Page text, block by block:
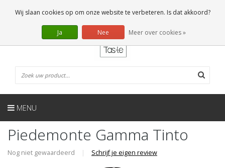
0 Artikelen
NL
MENU
Piedemonte Gamma Tinto
Nog niet gewaardeerd | Schrijf je eigen review
Wij slaan cookies op om onze website te verbeteren. Is dat akkoord?
Ja Nee Meer over cookies »